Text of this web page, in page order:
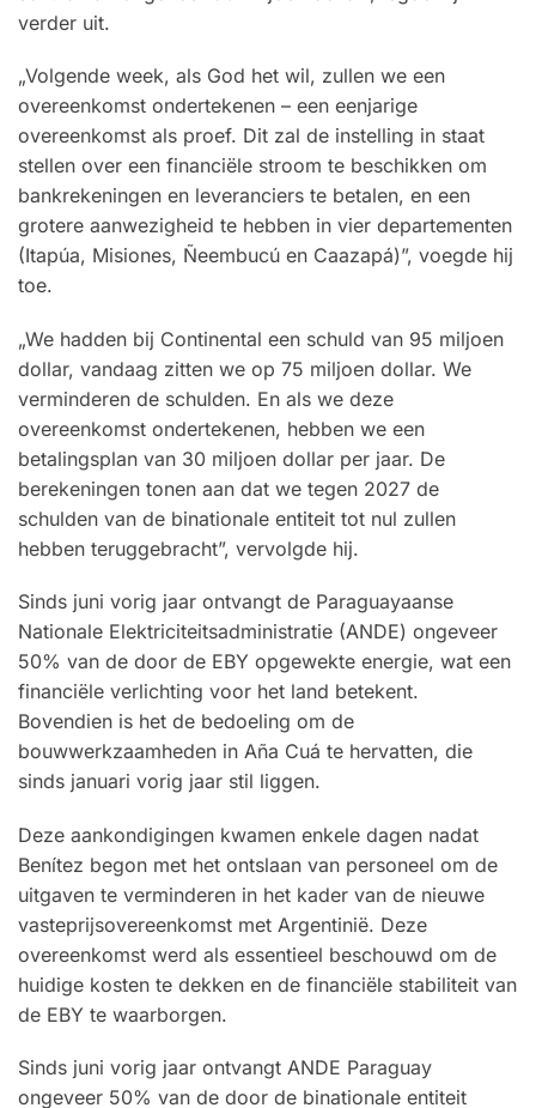
verder uit.
„Volgende week, als God het wil, zullen we een
overeenkomst ondertekenen – een eenjarige
overeenkomst als proef. Dit zal de instelling in staat
stellen over een financiële stroom te beschikken om
bankrekeningen en leveranciers te betalen, en een
grotere aanwezigheid te hebben in vier departementen
(Itapúa, Misiones, Ñeembucú en Caazapá)”, voegde hij
toe.
„We hadden bij Continental een schuld van 95 miljoen
dollar, vandaag zitten we op 75 miljoen dollar. We
verminderen de schulden. En als we deze
overeenkomst ondertekenen, hebben we een
betalingsplan van 30 miljoen dollar per jaar. De
berekeningen tonen aan dat we tegen 2027 de
schulden van de binationale entiteit tot nul zullen
hebben teruggebracht”, vervolgde hij.
Sinds juni vorig jaar ontvangt de Paraguayaanse
Nationale Elektriciteitsadministratie (ANDE) ongeveer
50% van de door de EBY opgewekte energie, wat een
financiële verlichting voor het land betekent.
Bovendien is het de bedoeling om de
bouwwerkzaamheden in Aña Cuá te hervatten, die
sinds januari vorig jaar stil liggen.
Deze aankondigingen kwamen enkele dagen nadat
Benítez begon met het ontslaan van personeel om de
uitgaven te verminderen in het kader van de nieuwe
vasteprijsovereenkomst met Argentinië. Deze
overeenkomst werd als essentieel beschouwd om de
huidige kosten te dekken en de financiële stabiliteit van
de EBY te waarborgen.
Sinds juni vorig jaar ontvangt ANDE Paraguay
ongeveer 50% van de door de binationale entiteit